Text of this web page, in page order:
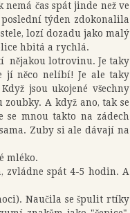
čas spát jinde než ve
týden zdokonalila
lozí dozadu jako malý
hbitá a rychlá.
nějakou lotrovinu. Je taky
jí něco nelíbí! Je ale taky
jsou ukojené všechny
A když ano, tak se
se mnou takto na zádech
Zuby si ale dávají na
mléko.
zvládne spát 4-5 hodin. A
Naučila se špulit rtíky